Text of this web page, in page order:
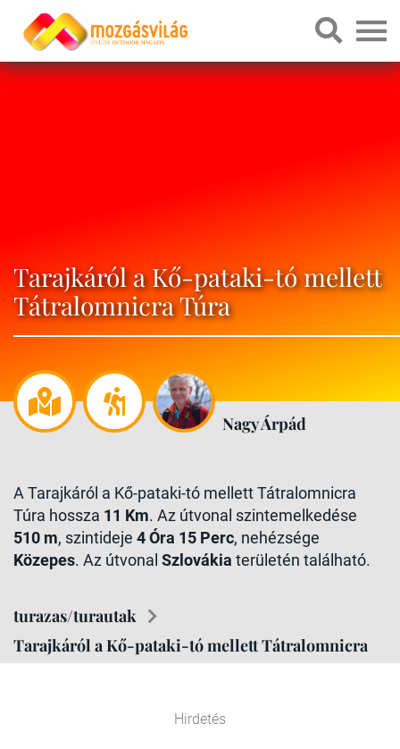
Tarajkáról a Kő-pataki-tó mellett
Tátralomnicra Túra
Nagy Árpád
A Tarajkáról a Kő-pataki-tó mellett Tátralomnicra
Túra hossza 11 Km. Az útvonal szintemelkedése
510 m, szintideje 4 Óra 15 Perc, nehézsége
Közepes. Az útvonal Szlovákia területén található.
turazas/turautak
Tarajkáról a Kő-pataki-tó mellett Tátralomnicra
Hirdetés